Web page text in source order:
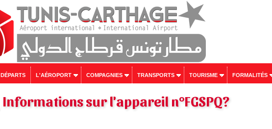
DÉPARTS L'AÉROPORT COMPAGNIES TRANSPORTS TOURISME FORMALITÉS
Informations sur l'appareil n°FGSPQ?